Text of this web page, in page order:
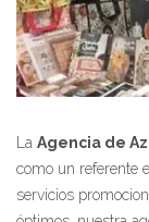
La Agencia de
como un referente
servicios